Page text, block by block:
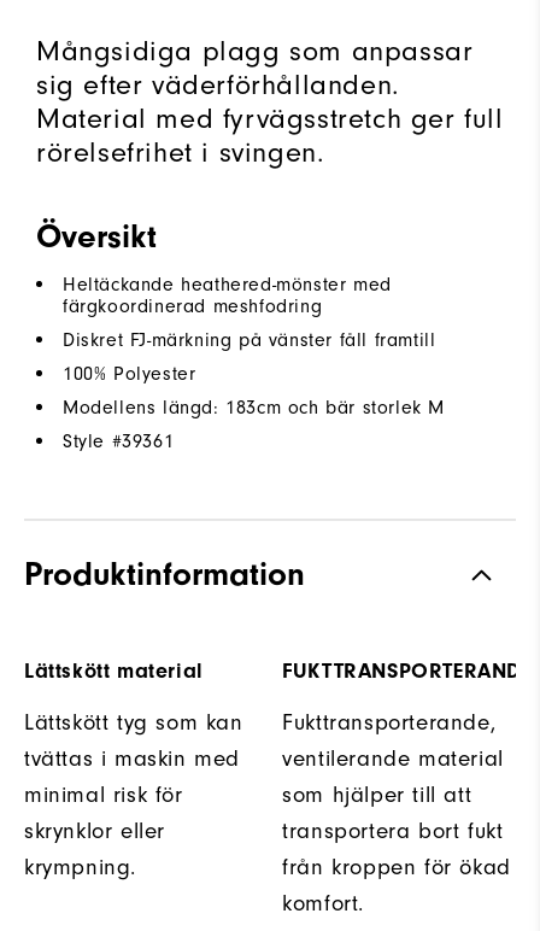
Mångsidiga plagg som anpassar
sig efter väderförhållanden.
Material med fyrvägsstretch ger full
rörelsefrihet i svingen.
Översikt
Heltäckande heathered-mönster med
färgkoordinerad meshfodring
Diskret FJ-märkning på vänster fåll framtill
100% Polyester
Modellens längd: 183cm och bär storlek M
Style #39361
Produktinformation
Lättskött material
Lättskött tyg som kan
tvättas i maskin med
minimal risk för
skrynklor eller
krympning.
FUKTTRANSPORTERANDE
Fukttransporterande,
ventilerande material
som hjälper till att
transportera bort fukt
från kroppen för ökad
komfort.